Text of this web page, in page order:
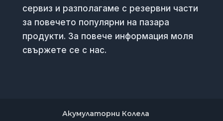
сервиз и разполагаме с резервни части
за повечето популярни на пазара
продукти. За повече информация моля
свържете се с нас.
Акумулаторни Колела